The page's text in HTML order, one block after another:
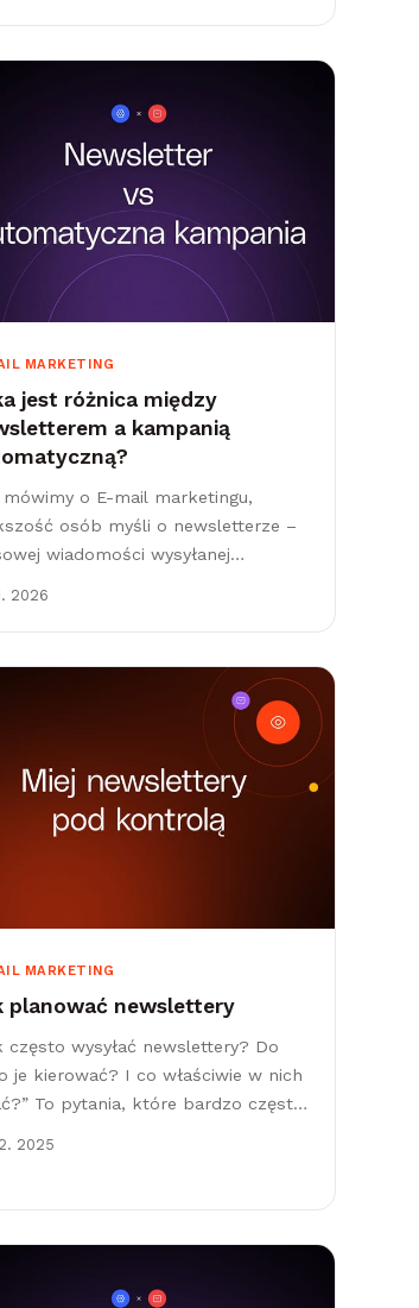
MARKETING
jest różnica między
a kampanią
mówimy o E-mail marketingu,
osób myśli o newsletterze –
wiadomości wysyłanej
potrafią znacznie więcej.
2026
MARKETING
planować newslettery
często wysyłać newslettery? Do
je kierować? I co właściwie w nich
To pytania, które bardzo często
2025